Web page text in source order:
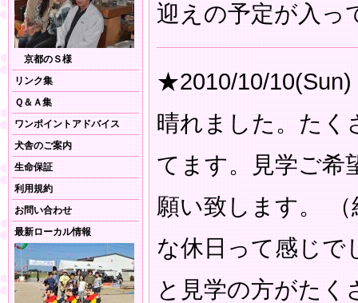
京都のＳ様
リンク集
Ｑ＆Ａ集
ワンポイントアドバイス
犬舎のご案内
生命保証
利用規約
お問い合わせ
最新ローカル情報
迎えの予定が入っ
★2010/10/10(Sun)
晴れました。たく
てます。見学ご希
願い致します。
な休日って感じ
と見学の方がた